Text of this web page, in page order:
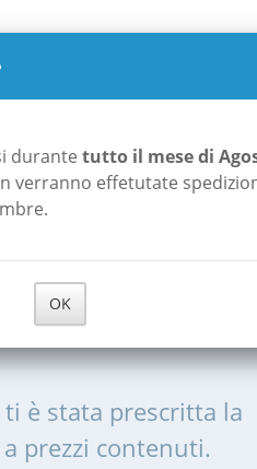
PER LE
è stata prescritta la
prezzi contenuti.
durante tutto il mese di
verranno effetutate
OK